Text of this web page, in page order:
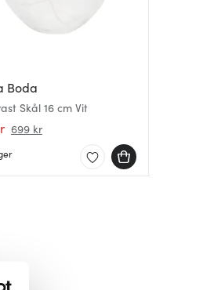
Boda
Skål 16 cm Vit
699 kr